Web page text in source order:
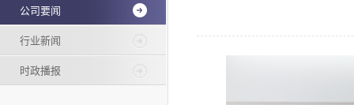
公司要闻
行业新闻
时政播报